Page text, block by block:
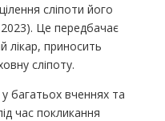
сліпоти його
Це передбачає
лікар, приносить
сліпоту.
багатьох вченнях та
час покликання